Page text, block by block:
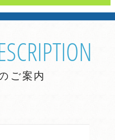
Ｐ上に営業期間について発
定しました。
ください。
ご案内